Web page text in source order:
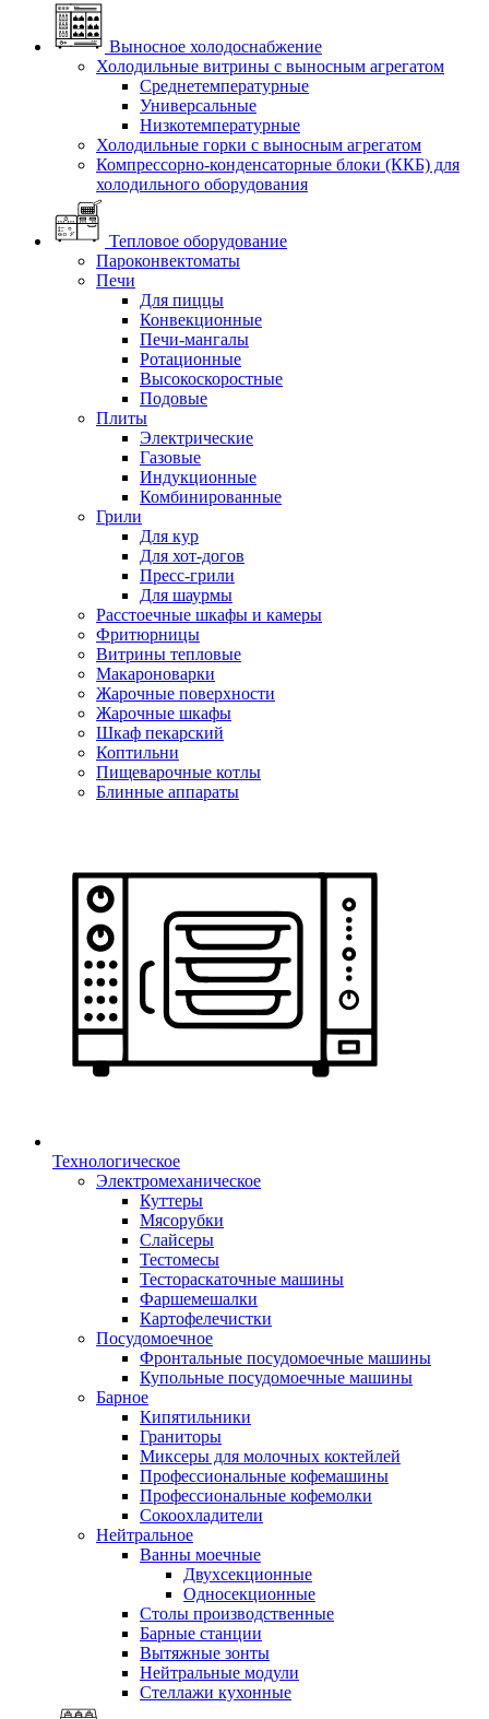
Выносное холодоснабжение
Холодильные витрины с выносным агрегатом
Среднетемпературные
Универсальные
Низкотемпературные
Холодильные горки с выносным агрегатом
Компрессорно-конденсаторные блоки (ККБ) для
холодильного оборудования
Тепловое оборудование
Пароконвектоматы
Печи
Для пиццы
Конвекционные
Печи-мангалы
Ротационные
Высокоскоростные
Подовые
Плиты
Электрические
Газовые
Индукционные
Комбинированные
Грили
Для кур
Для хот-догов
Пресс-грили
Для шаурмы
Расстоечные шкафы и камеры
Фритюрницы
Витрины тепловые
Макароноварки
Жарочные поверхности
Жарочные шкафы
Шкаф пекарский
Коптильни
Пищеварочные котлы
Блинные аппараты
Технологическое
Электромеханическое
Куттеры
Мясорубки
Слайсеры
Тестомесы
Тестораскаточные машины
Фаршемешалки
Картофелечистки
Посудомоечное
Фронтальные посудомоечные машины
Купольные посудомоечные машины
Барное
Кипятильники
Граниторы
Миксеры для молочных коктейлей
Профессиональные кофемашины
Профессиональные кофемолки
Сокоохладители
Нейтральное
Ванны моечные
Двухсекционные
Односекционные
Столы производственные
Барные станции
Вытяжные зонты
Нейтральные модули
Стеллажи кухонные